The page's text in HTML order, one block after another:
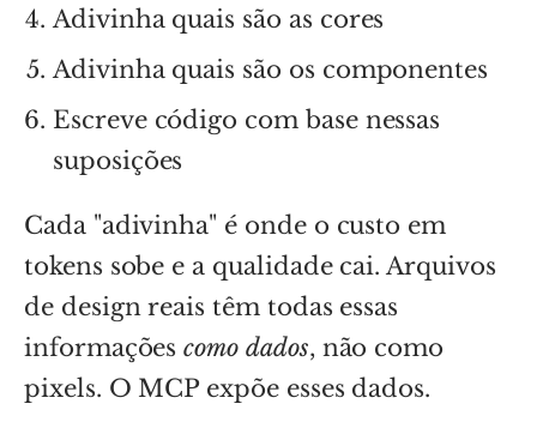
Adivinha quais são as cores
Adivinha quais são os componentes
Escreve código com base nessas
suposições
Cada "adivinha" é onde o custo em
tokens sobe e a qualidade cai. Arquivos
de design reais têm todas essas
informaçõescomo dados, não como
pixels. O MCP expõe esses dados.